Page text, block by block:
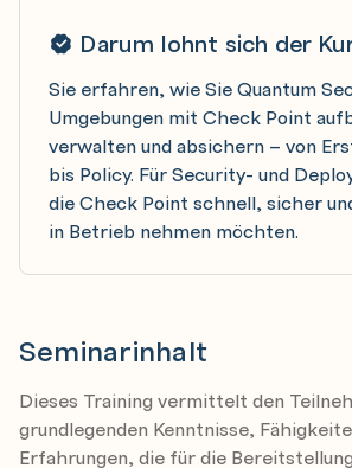
Darum lohnt sich der
Sie erfahren, wie Sie Quantum
Umgebungen mit Check Point
verwalten und absichern – von
bis Policy. Für Security- und
die Check Point schnell, sicher
in Betrieb nehmen möchten.
Seminarinhalt
Dieses Training vermittelt den
grundlegenden Kenntnisse,
Erfahrungen, die für die